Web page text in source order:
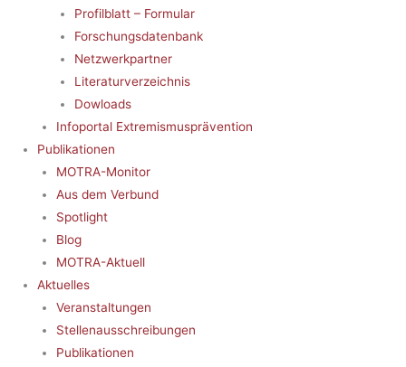
Profilblatt – Formular
Forschungsdatenbank
Netzwerkpartner
Literaturverzeichnis
Dowloads
Infoportal Extremismusprävention
Publikationen
MOTRA-Monitor
Aus dem Verbund
Spotlight
Blog
MOTRA-Aktuell
Aktuelles
Veranstaltungen
Stellenausschreibungen
Publikationen